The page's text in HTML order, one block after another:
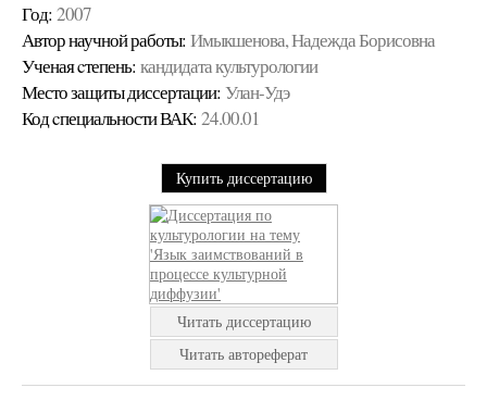
Год: 2007
Автор научной работы: Имыкшенова, Надежда Борисовна
Ученая cтепень: кандидата культурологии
Место защиты диссертации: Улан-Удэ
Код cпециальности ВАК: 24.00.01
Купить диссертацию
Читать диссертацию
Читать автореферат